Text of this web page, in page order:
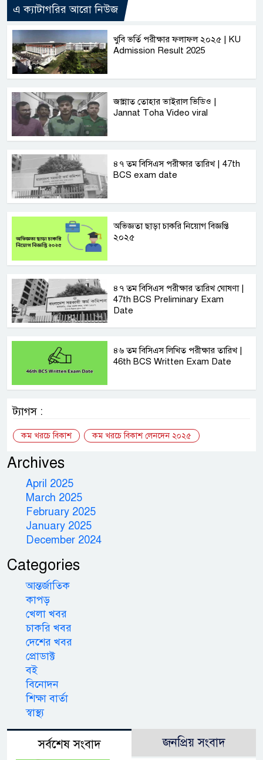
এ ক্যাটাগরির আরো নিউজ
খুবি ভর্তি পরীক্ষার ফলাফল ২০২৫ | KU
Admission Result 2025
জান্নাত তোহার ভাইরাল ভিডিও |
Jannat Toha Video viral
৪৭ তম বিসিএস পরীক্ষার তারিখ | 47th
BCS exam date
অভিজ্ঞতা ছাড়া চাকরি নিয়োগ বিজ্ঞপ্তি
২০২৫
৪৭ তম বিসিএস পরীক্ষার তারিখ ঘোষণা |
47th BCS Preliminary Exam
Date
৪৬ তম বিসিএস লিখিত পরীক্ষার তারিখ |
46th BCS Written Exam Date
ট্যাগস :
কম খরচে বিকাশ কম খরচে বিকাশ লেনদেন ২০২৫
Archives
April 2025
March 2025
February 2025
January 2025
December 2024
Categories
আন্তর্জাতিক
কাপড়
খেলা খবর
চাকরি খবর
দেশের খবর
প্রোডাক্ট
বই
বিনোদন
শিক্ষা বার্তা
স্বাস্থ্য
সর্বশেষ সংবাদ জনপ্রিয় সংবাদ